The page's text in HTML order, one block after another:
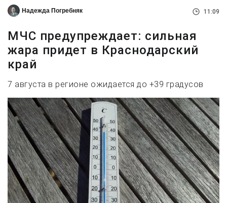
Надежда Погребняк 11:09
МЧС предупреждает: сильная
жара придет в Краснодарский
край
7 августа в регионе ожидается до +39 градусов